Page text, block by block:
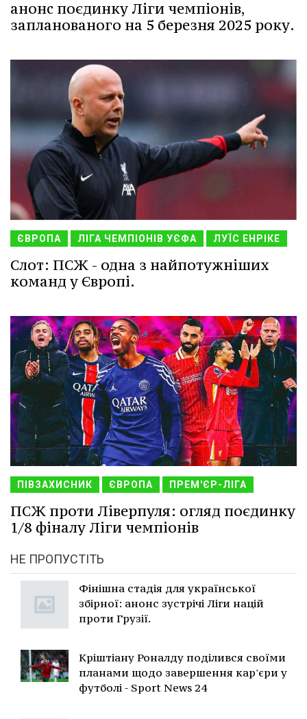
анонс поєдинку Ліги чемпіонів,
запланованого на 5 березня 2025 року.
ЄВРОПА ЛІГА ЧЕМПІОНІВ УЄФА ЛУЇС ЕНРІКЕ
Слот: ПСЖ - одна з найпотужніших
команд у Європі.
ПІВЗАХИСНИК ЄВРОПА ПРЕМ'ЄР-ЛІГА
ПСЖ проти Ліверпуля: огляд поєдинку
1/8 фіналу Ліги чемпіонів
НЕ ПРОПУСТІТЬ
Фінішна стадія для української
збірної: анонс зустрічі Ліги націй
проти Грузії.
Кріштіану Роналду поділився своїми
планами щодо завершення кар'єри у
футболі - Sport News 24